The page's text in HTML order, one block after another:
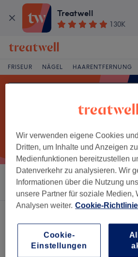
Treatwell
130K
FRISEUR NÄGEL HAARENTFERNUNG
Sortieren nach Beliebiger Preis
Ein Salon, der anbietet:
Wir verwenden eigene Cookies
Dritten, um Inhalte und Anzeigen
Medienfunktionen bereitzustellen
Datenverkehr zu analysieren. Wir
Informationen über die Nutzung
unsere Partner für soziale Medien,
Analysen weiter. Cookie-
Cookie-
Einstellungen